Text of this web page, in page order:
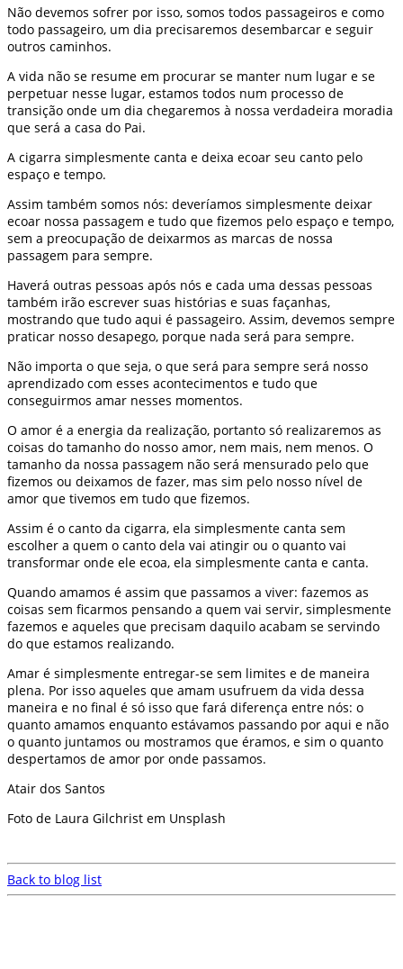
Não devemos sofrer por isso, somos todos passageiros e como
todo passageiro, um dia precisaremos desembarcar e seguir
outros caminhos.
A vida não se resume em procurar se manter num lugar e se
perpetuar nesse lugar, estamos todos num processo de
transição onde um dia chegaremos à nossa verdadeira moradia
que será a casa do Pai.
A cigarra simplesmente canta e deixa ecoar seu canto pelo
espaço e tempo.
Assim também somos nós: deveríamos simplesmente deixar
ecoar nossa passagem e tudo que fizemos pelo espaço e tempo,
sem a preocupação de deixarmos as marcas de nossa
passagem para sempre.
Haverá outras pessoas após nós e cada uma dessas pessoas
também irão escrever suas histórias e suas façanhas,
mostrando que tudo aqui é passageiro. Assim, devemos sempre
praticar nosso desapego, porque nada será para sempre.
Não importa o que seja, o que será para sempre será nosso
aprendizado com esses acontecimentos e tudo que
conseguirmos amar nesses momentos.
O amor é a energia da realização, portanto só realizaremos as
coisas do tamanho do nosso amor, nem mais, nem menos. O
tamanho da nossa passagem não será mensurado pelo que
fizemos ou deixamos de fazer, mas sim pelo nosso nível de
amor que tivemos em tudo que fizemos.
Assim é o canto da cigarra, ela simplesmente canta sem
escolher a quem o canto dela vai atingir ou o quanto vai
transformar onde ele ecoa, ela simplesmente canta e canta.
Quando amamos é assim que passamos a viver: fazemos as
coisas sem ficarmos pensando a quem vai servir, simplesmente
fazemos e aqueles que precisam daquilo acabam se servindo
do que estamos realizando.
Amar é simplesmente entregar-se sem limites e de maneira
plena. Por isso aqueles que amam usufruem da vida dessa
maneira e no final é só isso que fará diferença entre nós: o
quanto amamos enquanto estávamos passando por aqui e não
o quanto juntamos ou mostramos que éramos, e sim o quanto
despertamos de amor por onde passamos.
Atair dos Santos
Foto de Laura Gilchrist em Unsplash
Back to blog list